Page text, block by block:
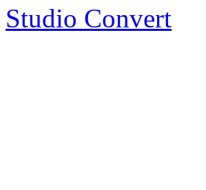
Studio Convert